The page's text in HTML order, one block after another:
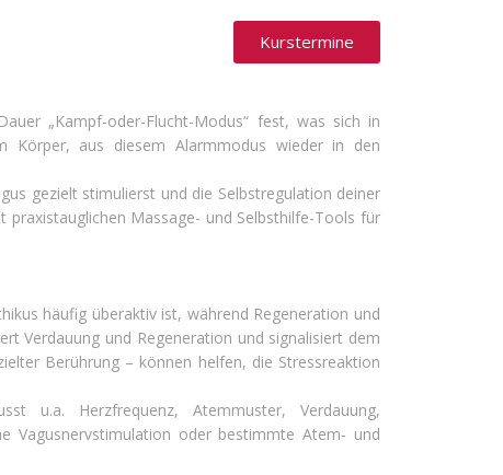
Kurstermine
„Kampf-oder-Flucht-Modus“ fest, was sich in
Körper, aus diesem Alarmmodus wieder in den
gezielt stimulierst und die Selbstregulation deiner
Massage- und Selbsthilfe-Tools für
häufig überaktiv ist, während Regeneration und
Verdauung und Regeneration und signalisiert dem
Berührung – können helfen, die Stressreaktion
u.a. Herzfrequenz, Atemmuster, Verdauung,
Vagusnervstimulation oder bestimmte Atem‑ und